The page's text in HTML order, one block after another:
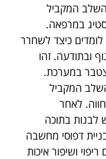
השלב המקביל
במרפאה.
כיצד לשחרר
ובתודעה. זהו
במערכת.
המקביל
לאחר
בתוכה
דפוסי מחשבה
ושיפור איכות